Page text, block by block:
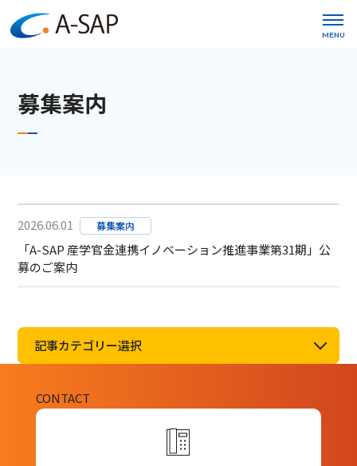
MENU
募集案内
2026.06.01 募集案内
「A-SAP 産学官金連携イノベーション推進事業第31期」公
募のご案内
記事カテゴリー選択
CONTACT